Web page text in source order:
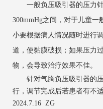
一般负压吸引器的压力针
300mmHg之间，对于儿童一
小要根据病人情况随时进行
道，使黏膜破损；如果压力
物，会导致治疗效果不佳。
针对气胸负压吸引器的压
行，调节完成后若患者有不
2024.7.16 ZG